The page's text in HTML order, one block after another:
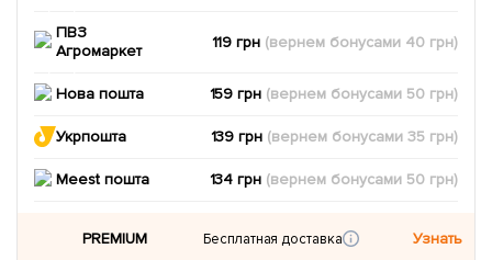
ПВЗ
Агромаркет
119 грн (вернем бонусами 40 грн)
Нова пошта 159 грн (вернем бонусами 50 грн)
Укрпошта 139 грн (вернем бонусами35 грн)
Meest пошта 134 грн (вернем бонусами 50 грн)
PREMIUM Бесплатная доставка Узнать